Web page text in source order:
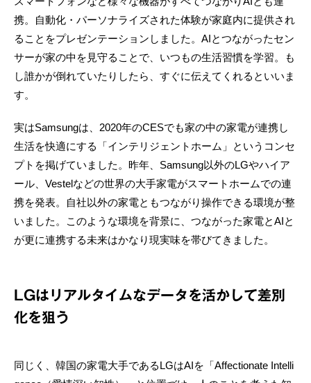
携。自動化・パーソナライズされた体験が家庭内に提供され
ることをプレゼンテーションしました。AIとつながったセン
サーが家の中を見守ることで、いつもの生活習慣を学習。も
し誰かが倒れていたりしたら、すぐに伝えてくれるといいま
す。
実はSamsungは、2020年のCESでも家の中の家電が連携し
生活を快適にする「インテリジェントホーム」というコンセ
プトを掲げていました。昨年、Samsung以外のLGやハイア
ール、Vestelなどの世界の大手家電がスマートホームでの連
携を発表。自社以外の家電ともつながり操作できる環境が整
いました。このような環境を背景に、つながった家電とAIと
が更に連携する未来はかなり現実味を帯びてきました。
LGはリアルタイムなデータを活かして差別
化を狙う
同じく、韓国の家電大手であるLGはAIを「Affectionate Intelli